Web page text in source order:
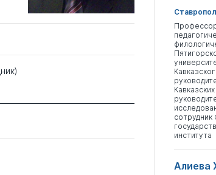
сотрудник
института
Алиева